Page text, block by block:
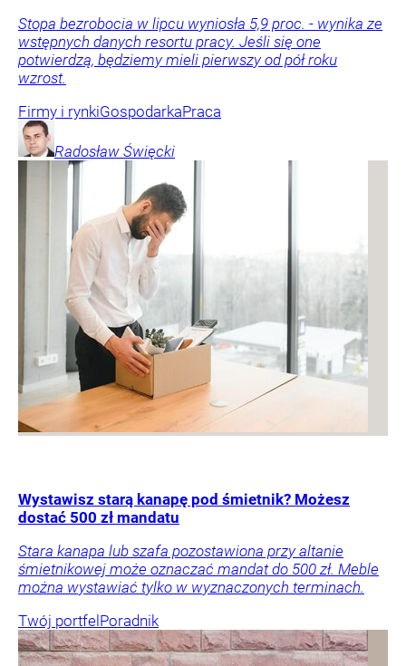
Stopa bezrobocia w lipcu wyniosła 5,9 proc. - wynika ze
wstępnych danych resortu pracy. Jeśli się one
potwierdzą, będziemy mieli pierwszy od pół roku
wzrost.
Firmy i rynkiGospodarkaPraca
Radosław Święcki
Wystawisz starą kanapę pod śmietnik? Możesz
dostać 500 zł mandatu
Stara kanapa lub szafa pozostawiona przy altanie
śmietnikowej może oznaczać mandat do 500 zł. Meble
można wystawiać tylko w wyznaczonych terminach.
Twój portfelPoradnik